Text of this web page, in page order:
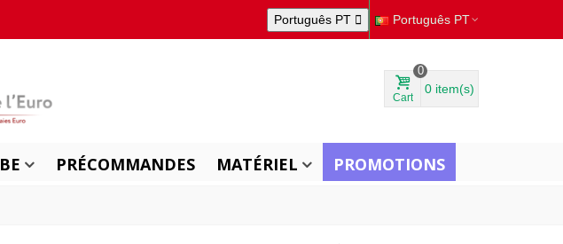
Português PT  Português PT
Cart
0
0 item(s)
BE PRÉCOMMANDES MATÉRIEL PROMOTIONS